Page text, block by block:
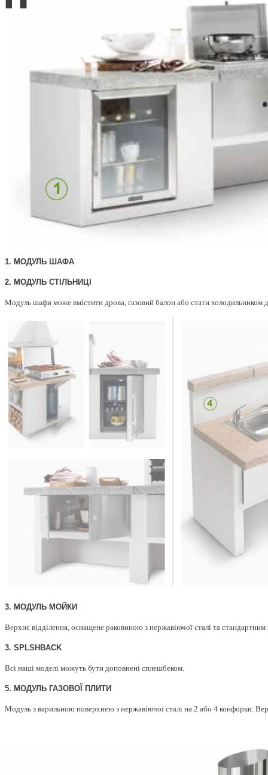
1. МОДУЛЬ ШАФА
2. МОДУЛЬ СТІЛЬНИЦІ
Модуль шафи може вмістити дрова, газовий балон або стати холодильником
3. МОДУЛЬ МОЙКИ
Верхнє відділення, оснащене раковиною з нержавіючої сталі та
3. SPLSHBACK
Всі наші моделі можуть бути доповнені сплешбеком.
5. МОДУЛЬ ГАЗОВОЇ ПЛИТИ
Модуль з варильною поверхнею з нержавіючої сталі на 2 або 4 конфорки.